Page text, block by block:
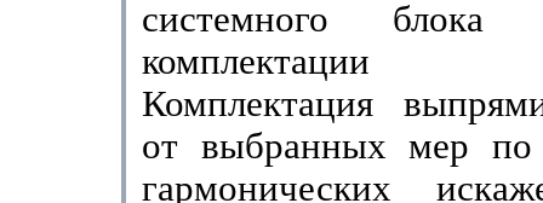
системного блока
комплектации
Комплектация
от выбранных мер по
гармонических